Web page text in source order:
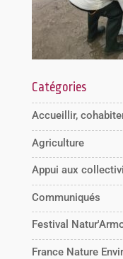
Catégories
Accueillir,
Agriculture
Appui aux
Communiqués
Festival
France Nature